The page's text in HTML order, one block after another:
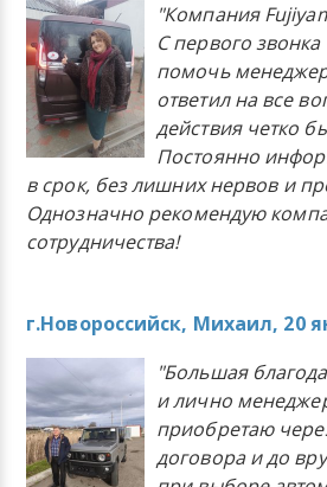
"Компания
С первого
помочь
ответил на все
действия четко
Постоянно
в срок, без лишних нервов и
Однозначно рекомендую
сотрудничества!
г.Новороссийск, Михаил, 20
"Большая
и лично
приобретаю
договора и до